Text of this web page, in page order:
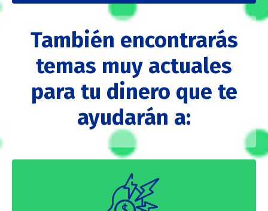
También encontrarás
temas muy actuales
para tu dinero que te
ayudarán a: